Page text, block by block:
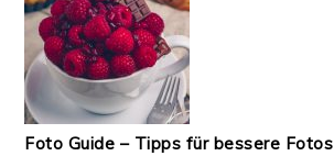
Foto Guide – Tipps für bessere Fotos